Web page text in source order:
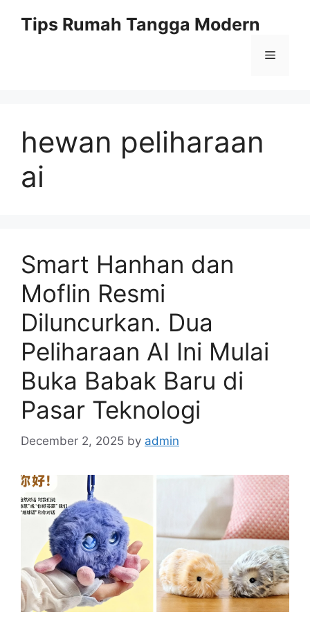
Tips Rumah Tangga Modern
Menu
hewan peliharaan
ai
Smart Hanhan dan
Moflin Resmi
Diluncurkan. Dua
Peliharaan AI Ini Mulai
Buka Babak Baru di
Pasar Teknologi
December 2, 2025 by admin